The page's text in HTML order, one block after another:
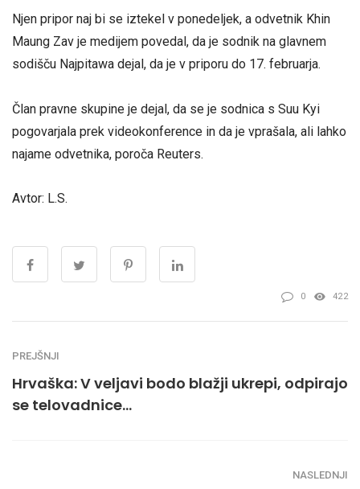
Njen pripor naj bi se iztekel v ponedeljek, a odvetnik Khin
Maung Zav je medijem povedal, da je sodnik na glavnem
sodišču Najpitawa dejal, da je v priporu do 17. februarja.
Član pravne skupine je dejal, da se je sodnica s Suu Kyi
pogovarjala prek videokonference in da je vprašala, ali lahko
najame odvetnika, poroča Reuters.
Avtor: L.S.
0 422
PREJŠNJI
Hrvaška: V veljavi bodo blažji ukrepi, odpirajo
se telovadnice…
NASLEDNJI